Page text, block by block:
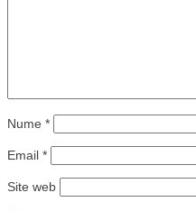
Nume *
Email *
Site web